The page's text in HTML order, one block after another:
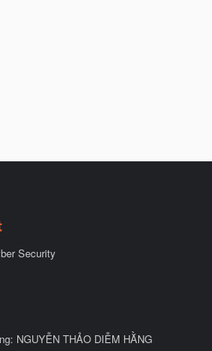
Security
NGUYỄN THẢO DIỄM HẰNG